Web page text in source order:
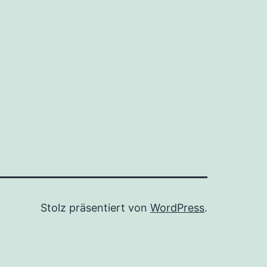
Stolz präsentiert von WordPress.